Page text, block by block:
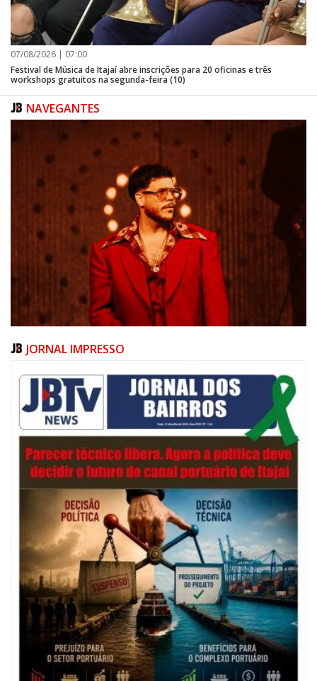
07/08/2026 | 07:00
Festival de Música de Itajaí abre inscrições para 20 oficinas e três
workshops gratuitos na segunda-feira (10)
NAVEGANTES
07/08/2026 | 07:00
Navegantes celebra 64 anos com shows nacionais de Ferrugem, Banda
Morada e Chiquito & Bordoneio
ITAJAÍ
JORNAL IMPRESSO